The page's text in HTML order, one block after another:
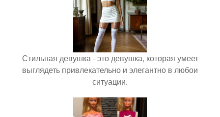
Стильная девушка - это девушка, которая умеет
выглядеть привлекательно и элегантно в любои
ситуации.